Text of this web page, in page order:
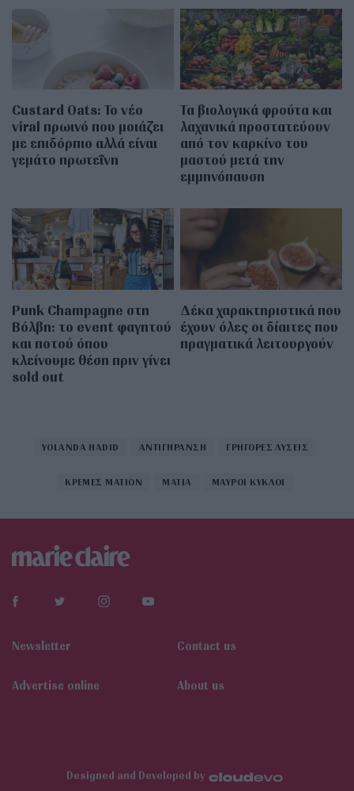
Custard Oats: Το νέο
viral πρωινό που μοιάζει
με επιδόρπιο αλλά είναι
γεμάτο πρωτεΐνη
Τα βιολογικά φρούτα και
λαχανικά προστατεύουν
από τον καρκίνο του
μαστού μετά την
εμμηνόπαυση
Punk Champagne στη
Βόλβη: το event φαγητού
και ποτού όπου
κλείνουμε θέση πριν γίνει
sold out
Δέκα χαρακτηριστικά που
έχουν όλες οι δίαιτες που
πραγματικά λειτουργούν
YOLANDA HADID ΑΝΤΙΓΗΡΑΝΣΗ ΓΡΗΓΟΡΕΣ ΛΥΣΕΙΣ
ΚΡΕΜΕΣ ΜΑΤΙΩΝ ΜΑΤΙΑ ΜΑΥΡΟΙ ΚΥΚΛΟΙ
Newsletter Contact us
Αdvertise online About us
Designed and Developed by